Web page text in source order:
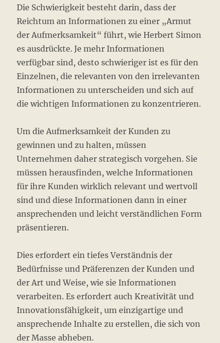
Die Schwierigkeit besteht darin, dass der
Reichtum an Informationen zu einer „Armut
der Aufmerksamkeit“ führt, wie Herbert Simon
es ausdrückte. Je mehr Informationen
verfügbar sind, desto schwieriger ist es für den
Einzelnen, die relevanten von den irrelevanten
Informationen zu unterscheiden und sich auf
die wichtigen Informationen zu konzentrieren.
Um die Aufmerksamkeit der Kunden zu
gewinnen und zu halten, müssen
Unternehmen daher strategisch vorgehen. Sie
müssen herausfinden, welche Informationen
für ihre Kunden wirklich relevant und wertvoll
sind und diese Informationen dann in einer
ansprechenden und leicht verständlichen Form
präsentieren.
Dies erfordert ein tiefes Verständnis der
Bedürfnisse und Präferenzen der Kunden und
der Art und Weise, wie sie Informationen
verarbeiten. Es erfordert auch Kreativität und
Innovationsfähigkeit, um einzigartige und
ansprechende Inhalte zu erstellen, die sich von
der Masse abheben.